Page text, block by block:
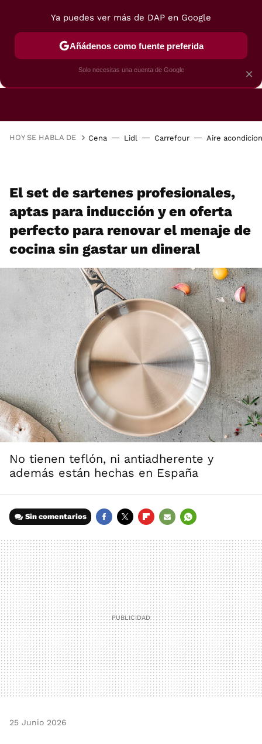
FREIDORAS DE AIRE GUÍAS DE
HOY SE HABLA DE Cena Lidl Carrefour Aire
El set de sartenes profesionales,
aptas para inducción y en oferta
perfecto para renovar el menaje de
cocina sin gastar un dineral
No tienen teflón, ni antiadherente y
además están hechas en España
Sin comentarios
MAIL
25 Junio 2026
×
Ya puedes ver más de DAP en Google
Añádenos como fuente preferida
Solo necesitas una cuenta de Google